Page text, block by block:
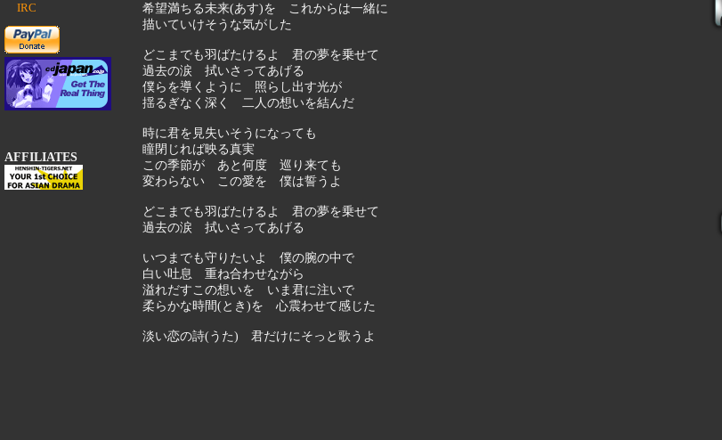
IRC
AFFILIATES
希望満ちる未来(あす)を これからは一緒に
描いていけそうな気がした
どこまでも羽ばたけるよ 君の夢を乗せて
過去の涙 拭いさってあげる
僕らを導くように 照らし出す光が
揺るぎなく深く 二人の想いを結んだ
時に君を見失いそうになっても
瞳閉じれば映る真実
この季節が あと何度 巡り来ても
変わらない この愛を 僕は誓うよ
どこまでも羽ばたけるよ 君の夢を乗せて
過去の涙 拭いさってあげる
いつまでも守りたいよ 僕の腕の中で
白い吐息 重ね合わせながら
溢れだすこの想いを いま君に注いで
柔らかな時間(とき)を 心震わせて感じた
淡い恋の詩(うた) 君だけにそっと歌うよ